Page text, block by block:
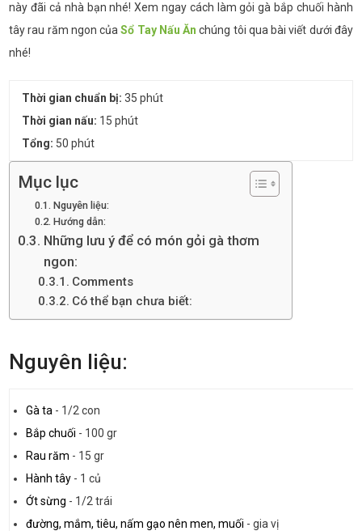
này đãi cả nhà bạn nhé! Xem ngay cách làm gỏi gà bắp chuối hành
tây rau răm ngon củaSổ Tay Nấu Ăn chúng tôi qua bài viết dưới đây
nhé!
Thời gian chuẩn bị: 35 phút
Thời gian nấu: 15 phút
Tổng: 50 phút
Mục lục
Nguyên liệu:
Hướng dẫn:
Những lưu ý để có món gỏi gà thơm
ngon:
Comments
Có thể bạn chưa biết:
Nguyên liệu:
Gà ta - 1/2 con
Bắp chuối - 100 gr
Rau răm - 15 gr
Hành tây - 1 củ
Ớt sừng - 1/2 trái
đường, mắm, tiêu, nấm gạo nên men, muối -gia vị